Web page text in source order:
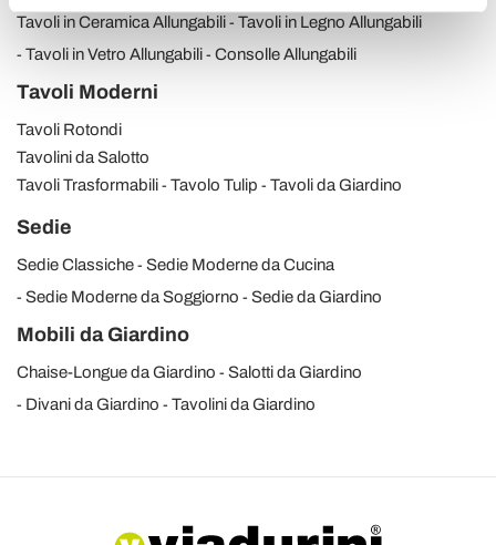
Tavoli in Ceramica Allungabili
Tavoli in Legno Allungabili
Tavoli in Vetro Allungabili
Consolle Allungabili
Tavoli Moderni
Tavoli Rotondi
Tavolini da Salotto
Tavoli Trasformabili
Tavolo Tulip Tavoli da Giardino
Sedie
Sedie Classiche
Sedie Moderne da Cucina
Sedie Moderne da Soggiorno
Sedie da Giardino
Mobili da Giardino
Chaise-Longue da Giardino
Salotti da Giardino
Divani da Giardino
Tavolini da Giardino